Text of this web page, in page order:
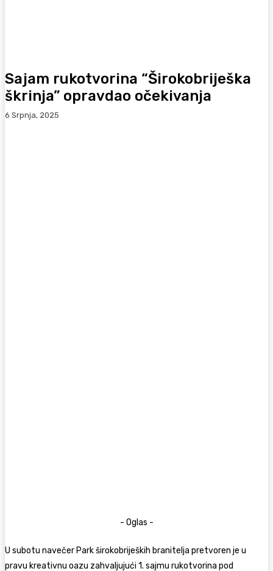
Sajam rukotvorina “Širokobriješka
škrinja” opravdao očekivanja
6 Srpnja, 2025
- Oglas -
U subotu navečer Park širokobrijeških branitelja pretvoren je u
pravu kreativnu oazu zahvaljujući 1. sajmu rukotvorina pod